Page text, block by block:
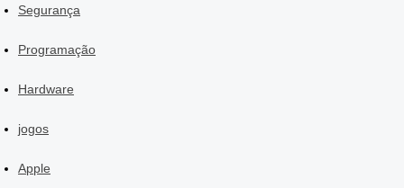
Segurança
Programação
Hardware
jogos
Apple